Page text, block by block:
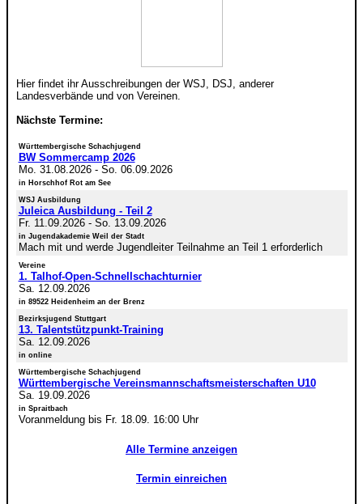
Hier findet ihr Ausschreibungen der WSJ, DSJ, anderer
Landesverbände und von Vereinen.
Nächste Termine:
Württembergische Schachjugend
BW Sommercamp 2026
Mo. 31.08.2026- So. 06.09.2026
in Horschhof Rot am See
WSJ Ausbildung
Juleica Ausbildung - Teil 2
Fr. 11.09.2026- So. 13.09.2026
in Jugendakademie Weil der Stadt
Mach mit und werde Jugendleiter Teilnahme an Teil 1 erforderlich
Vereine
1. Talhof-Open-Schnellschachturnier
Sa. 12.09.2026
in 89522 Heidenheim an der Brenz
Bezirksjugend Stuttgart
13. Talentstützpunkt-Training
Sa. 12.09.2026
in online
Württembergische Schachjugend
Württembergische Vereinsmannschaftsmeisterschaften U10
Sa. 19.09.2026
in Spraitbach
Voranmeldung bis Fr. 18.09. 16:00 Uhr
Alle Termine anzeigen
Termin einreichen